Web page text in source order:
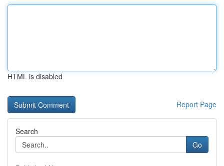
HTML is disabled
Report Page
Search
Go